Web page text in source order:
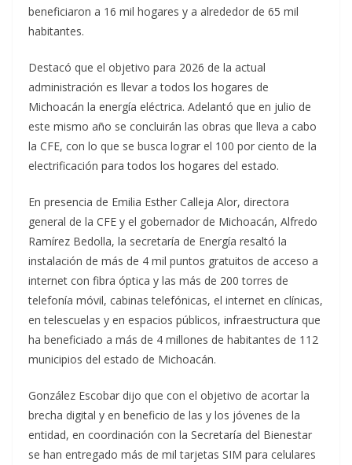
beneficiaron a 16 mil hogares y a alrededor de 65 mil
habitantes.
Destacó que el objetivo para 2026 de la actual
administración es llevar a todos los hogares de
Michoacán la energía eléctrica. Adelantó que en julio de
este mismo año se concluirán las obras que lleva a cabo
la CFE, con lo que se busca lograr el 100 por ciento de la
electrificación para todos los hogares del estado.
En presencia de Emilia Esther Calleja Alor, directora
general de la CFE y el gobernador de Michoacán, Alfredo
Ramírez Bedolla, la secretaría de Energía resaltó la
instalación de más de 4 mil puntos gratuitos de acceso a
internet con fibra óptica y las más de 200 torres de
telefonía móvil, cabinas telefónicas, el internet en clínicas,
en telescuelas y en espacios públicos, infraestructura que
ha beneficiado a más de 4 millones de habitantes de 112
municipios del estado de Michoacán.
González Escobar dijo que con el objetivo de acortar la
brecha digital y en beneficio de las y los jóvenes de la
entidad, en coordinación con la Secretaría del Bienestar
se han entregado más de mil tarjetas SIM para celulares